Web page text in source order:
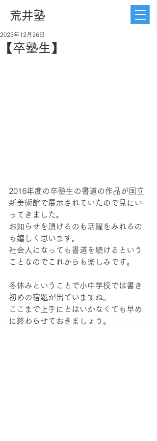
荒井塾
【卒塾生】
2023年12月26日
2016年度の卒塾生の書道の作品が国立
新美術館で展示されていたので見にい
ってきました。
お知らせを頂けるのも活躍をみれるの
も嬉しく思います。
社会人になっても書道を続けるという
ことなのでこれからも楽しみです。
冬休みということで小中学校では書き
初めの宿題が出ていますね。
ここまで上手にとはいかなくても早め
に終わらせておきましょう。